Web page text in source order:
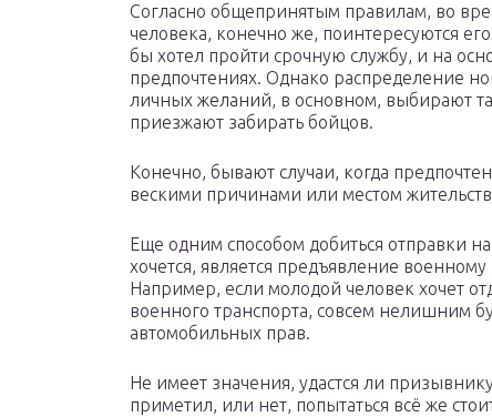
Согласно общепринятым правилам, во
человека, конечно же, поинтересуются
бы хотел пройти срочную службу, и на
предпочтениях. Однако распределение
личных желаний, в основном, выбирают
приезжают забирать бойцов.
Конечно, бывают случаи, когда
вескими причинами или местом
Еще одним способом добиться отправки
хочется, является предъявление
Например, если молодой человек хочет
военного транспорта, совсем нелишним
автомобильных прав.
Не имеет значения, удастся ли
приметил, или нет, попытаться всё же